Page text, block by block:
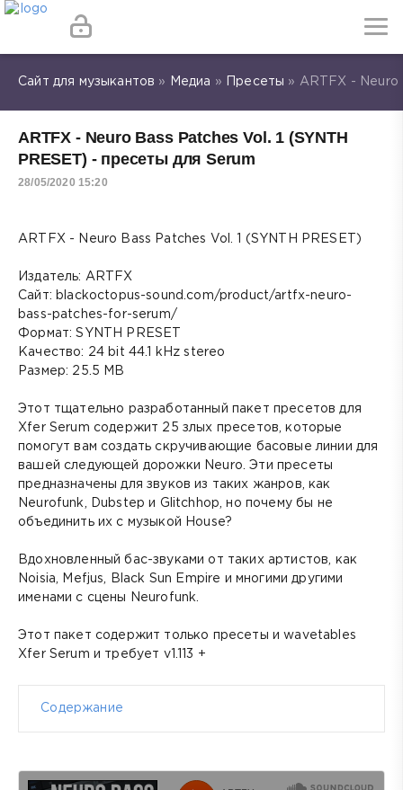
Сайт для музыкантов » Медиа » Пресеты » ARTFX - Neuro
ARTFX - Neuro Bass Patches Vol. 1 (SYNTH
PRESET) - пресеты для Serum
28/05/2020 15:20
ARTFX - Neuro Bass Patches Vol. 1 (SYNTH PRESET)
Издатель: ARTFX
Сайт: blackoctopus-sound.com/product/artfx-neuro-
bass-patches-for-serum/
Формат: SYNTH PRESET
Качество: 24 bit 44.1 kHz stereo
Размер: 25.5 MB
Этот тщательно разработанный пакет пресетов для
Xfer Serum содержит 25 злых пресетов, которые
помогут вам создать скручивающие басовые линии для
вашей следующей дорожки Neuro. Эти пресеты
предназначены для звуков из таких жанров, как
Neurofunk, Dubstep и Glitchhop, но почему бы не
объединить их с музыкой House?
Вдохновленный бас-звуками от таких артистов, как
Noisia, Mefjus, Black Sun Empire и многими другими
именами с сцены Neurofunk.
Этот пакет содержит только пресеты и wavetables
Xfer Serum и требует v1.113 +
Содержание